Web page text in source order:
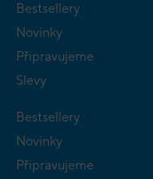
Bestsellery
Novinky
Připravujeme
Slevy
Bestsellery
Novinky
Připravujeme